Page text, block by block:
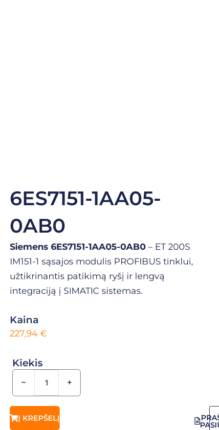
6ES7151-1AA05-
0AB0
Siemens 6ES7151-1AA05-0AB0 – ET 200S
IM151-1 sąsajos modulis PROFIBUS tinklui,
užtikrinantis patikimą ryšį ir lengvą
integraciją į SIMATIC sistemas.
Kaina
227,94 €
Kiekis
− +
Į KREPŠELĮ